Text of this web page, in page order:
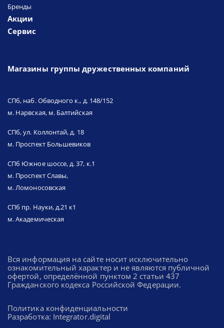
Бренды
Акции
Сервис
Магазины группы дружественных компаний
СПб, наб. Обводного к., д. 148/152
м. Нарвская, м. Балтийская
СПб, ул. Коллонтай, д. 18
м. Проспект Большевиков
СПб Южное шоссе, д. 37, к.1
м. Проспект Славы,
м. Ломоносовская
СПб пр. Науки, д.21 к1
м. Академическая
Вся информация на сайте носит исключительно
ознакомительный характер и не являются публичной
офертой, определённой пунктом 2 статьи 437
Гражданского кодекса Российской Федерации.
Политика конфиденциальности
Разработка: Integrator.digital